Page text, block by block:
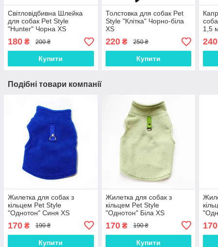
Світловідбивна Шлейка
для собак Pet Style
"Hunter" Чорна XS
180 ₴ 200 ₴
Купити
Толстовка для собак Pet
Style "Клітка" Чорно-біла
XS
220₴ 250 ₴
Купити
1,5
240
Подібні товари компанії
Жилетка для собак з
кільцем Pet Style
"Однотон" Синя XS
170 ₴ 190 ₴
Купити
Жилетка для собак з
кільцем Pet Style
"Однотон" Біла XS
170₴ 190 ₴
Купити
170